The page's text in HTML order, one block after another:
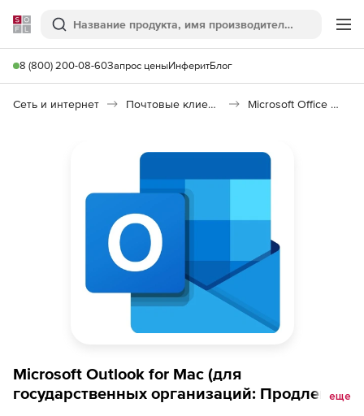
Softline
Поиск
8 (800) 200-08-60Запрос ценыИнферитБлог
Сеть и интернет Почтовые клиенты Microsoft Office Outlook for Mac 2021
Microsoft Outlook for Mac (для
государственных организаций: Продление
еще